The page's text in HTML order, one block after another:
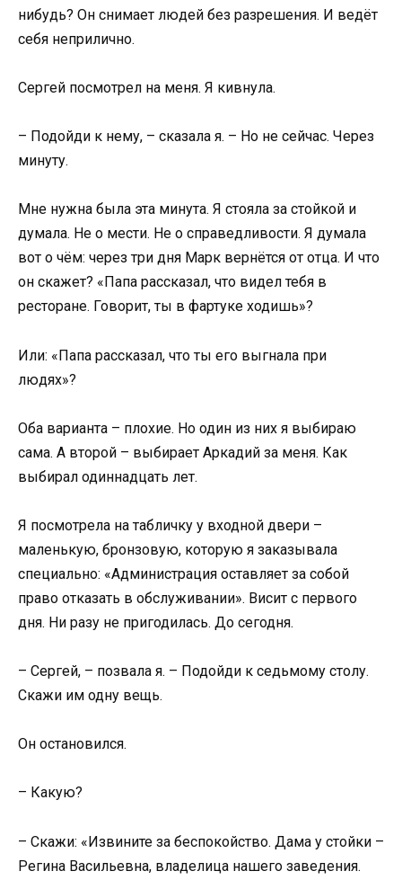
нибудь? Он снимает людей без разрешения. И ведёт
себя неприлично.
Сергей посмотрел на меня. Я кивнула.
– Подойди к нему, – сказала я. – Но не сейчас. Через
минуту.
Мне нужна была эта минута. Я стояла за стойкой и
думала. Не о мести. Не о справедливости. Я думала
вот о чём: через три дня Марк вернётся от отца. И что
он скажет? «Папа рассказал, что видел тебя в
ресторане. Говорит, ты в фартуке ходишь»?
Или: «Папа рассказал, что ты его выгнала при
людях»?
Оба варианта – плохие. Но один из них я выбираю
сама. А второй – выбирает Аркадий за меня. Как
выбирал одиннадцать лет.
Я посмотрела на табличку у входной двери –
маленькую, бронзовую, которую я заказывала
специально: «Администрация оставляет за собой
право отказать в обслуживании». Висит с первого
дня. Ни разу не пригодилась. До сегодня.
– Сергей, – позвала я. – Подойди к седьмому столу.
Скажи им одну вещь.
Он остановился.
– Какую?
– Скажи: «Извините за беспокойство. Дама у стойки –
Регина Васильевна, владелица нашего заведения.